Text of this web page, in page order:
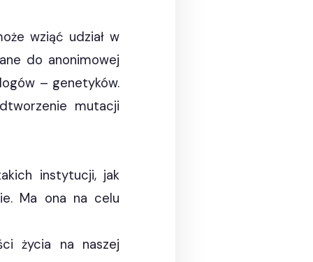
wziąć udział w
do anonimowej
– genetyków.
mutacji
instytucji, jak
Ma ona na celu
życia na naszej